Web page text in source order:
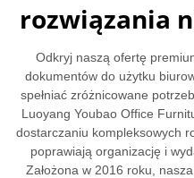
rozwiązania
Odkryj naszą ofertę
dokumentów do użytku
spełniać zróżnicowane
Luoyang Youbao Office
dostarczaniu kompleksowych
poprawiają organizację i
Założona w 2016 roku,